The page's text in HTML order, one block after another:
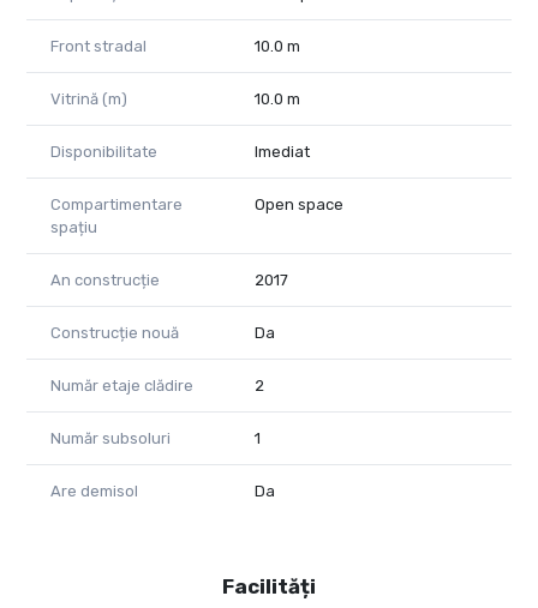
Front stradal 10.0 m
Vitrină (m) 10.0 m
Disponibilitate Imediat
Compartimentare
spațiu
Open space
An construcție 2017
Construcție nouă Da
Număr etaje clădire 2
Număr subsoluri 1
Are demisol Da
Facilități